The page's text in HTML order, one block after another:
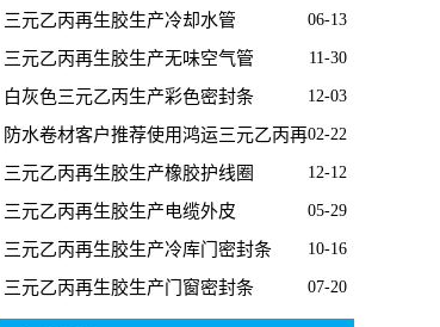
级
06-13
三元乙丙再生胶生产冷却水管
11-30
三元乙丙再生胶生产无味空气管
12-03
白灰色三元乙丙生产彩色密封条
02-22
防水卷材客户推荐使用鸿运三元乙丙再
生胶
12-12
三元乙丙再生胶生产橡胶护线圈
05-29
三元乙丙再生胶生产电缆外皮
10-16
三元乙丙再生胶生产冷库门密封条
07-20
三元乙丙再生胶生产门窗密封条